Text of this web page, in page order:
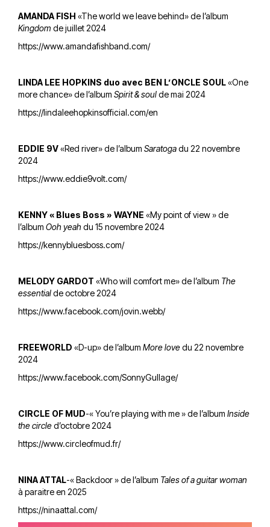
AMANDA FISH «The world we leave behind» de l’album
Kingdom de juillet 2024
https://www.amandafishband.com/
LINDA LEE HOPKINS duo avec BEN L’ONCLE SOUL«One
more chance» de l’album Spirit & soulde mai 2024
https://lindaleehopkinsofficial.com/en
EDDIE 9V«Red river» de l’album Saratogadu 22 novembre
2024
https://www.eddie9volt.com/
KENNY « Blues Boss » WAYNE «My point of view » de
l’album Ooh yeah du 15 novembre 2024
https://kennybluesboss.com/
MELODY GARDOT «Who will comfort me» de l’album The
essentialde octobre 2024
https://www.facebook.com/jovin.webb/
FREEWORLD «D-up» de l’album More lovedu 22 novembre
2024
https://www.facebook.com/SonnyGullage/
CIRCLE OF MUD-« You’re playing with me » de l’album Inside
the circled’octobre 2024
https://www.circleofmud.fr/
NINA ATTAL-« Backdoor » de l’album Tales of a guitar woman
à paraitre en 2025
https://ninaattal.com/